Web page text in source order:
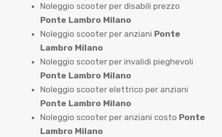
Noleggio scooter per disabili prezzo
Ponte Lambro Milano
Noleggio scooter per anziani Ponte
Lambro Milano
Noleggio scooter per invalidi pieghevoli
Ponte Lambro Milano
Noleggio scooter elettrico per anziani
Ponte Lambro Milano
Noleggio scooter per anziani costo Ponte
Lambro Milano